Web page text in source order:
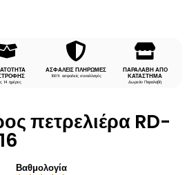
14 ημέρες
ΑΣΦΑΛΕΙΣ ΠΛΗΡΩΜΕΣ
100% ασφαλείς συναλλαγές
ΠΑΡΑΛΑΒΗ ΑΠΟ
ΚΑΤΑΣΤΗΜΑ
Δωρεάν Παραλαβή
πετρελιέρα RD-
Βαθμολογία